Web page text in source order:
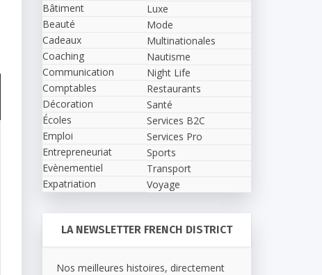
Bâtiment
Beauté
Cadeaux
Coaching
Communication
Comptables
Décoration
Écoles
Emploi
Entrepreneuriat
Evènementiel
Expatriation
Luxe
Mode
Multinationales
Nautisme
Night Life
Restaurants
Santé
Services B2C
Services Pro
Sports
Transport
Voyage
LA NEWSLETTER FRENCH DISTRICT
Nos meilleures histoires, directement